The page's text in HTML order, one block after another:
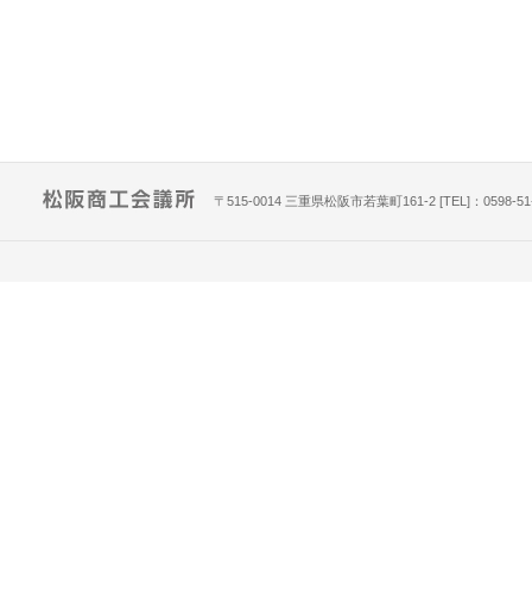
〒515-0014 三重県松阪市若葉町161-2 [TEL]：0598-